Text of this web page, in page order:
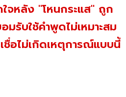
จหลัง "โหนกระแส" ถูก
มรับใช้คำพูดไม่เหมาะสม
ชื่อไม่เกิดเหตุการณ์แบบนี้